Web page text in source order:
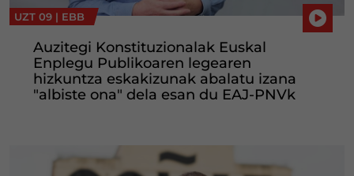
UZT 09 | EBB
Auzitegi Konstituzionalak Euskal
Enplegu Publikoaren legearen
hizkuntza eskakizunak abalatu izana
"albiste ona" dela esan du EAJ-PNVk